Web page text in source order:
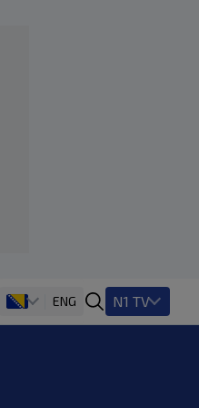
ENG N1 TV